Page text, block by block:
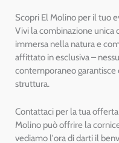
Scopri El Molino per il tuo
Vivi la combinazione unica
immersa nella natura e
affittato in esclusiva –
contemporaneo
struttura.
Contattaci per la tua
Molino può offrire la
vediamo l'ora di darti il